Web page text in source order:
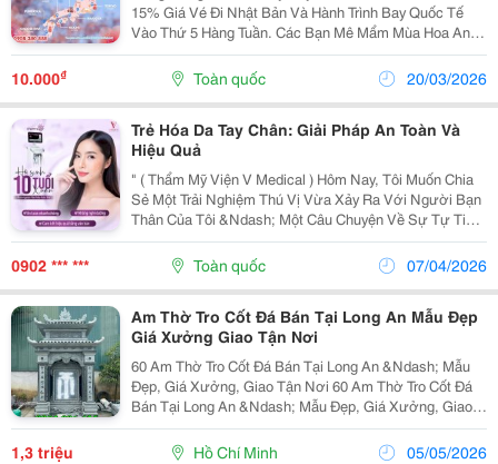
15% Giá Vé Đi Nhật Bản Và Hành Trình Bay Quốc Tế
Vào Thứ 5 Hàng Tuần. Các Bạn Mê Mẩm Mùa Hoa Anh
Đào Đâu Rồi, Điểm Danh Đi Nhật Bản Tại Đại Lý Vé Máy
Bay Việt Mỹ Ngay Thôi Nào! Đặt Vé: 0908 380 888 ...
10.000₫ Toàn quốc 20/03/2026
Trẻ Hóa Da Tay Chân: Giải Pháp An Toàn Và
Hiệu Quả
" ( Thẩm Mỹ Viện V Medical ) Hôm Nay, Tôi Muốn Chia
Sẻ Một Trải Nghiệm Thú Vị Vừa Xảy Ra Với Người Bạn
Thân Của Tôi &Ndash; Một Câu Chuyện Về Sự Tự Tin
Và Vẻ Đẹp Được &Ldquo;Khôi Phục&Rdquo; Một Cách
Tinh Tế. Bạn Tôi, Chị Lan, Luôn Là Người Phụ Nữ...
0902 *** *** Toàn quốc 07/04/2026
Am Thờ Tro Cốt Đá Bán Tại Long An Mẫu Đẹp
Giá Xưởng Giao Tận Nơi
60 Am Thờ Tro Cốt Đá Bán Tại Long An &Ndash; Mẫu
Đẹp, Giá Xưởng, Giao Tận Nơi 60 Am Thờ Tro Cốt Đá
Bán Tại Long An &Ndash; Mẫu Đẹp, Giá Xưởng, Giao
Tận Nơi. [Caption Id="Attachment_4524"
Align="Aligncenter" Width="450"] 60 Am Thờ Tro Cốt Đá
1,3 triệu Hồ Chí Minh 05/05/2026